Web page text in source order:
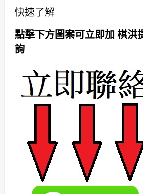
快速了解
點擊下方圖案可立即加 棋洪
詢